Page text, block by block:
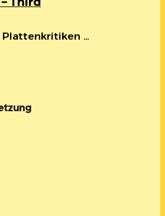
Plattenkritiken …